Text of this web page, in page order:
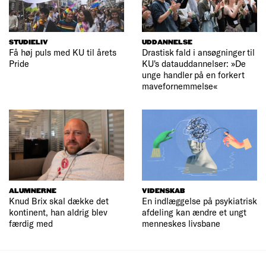
STUDIELIV
Få høj puls med KU til årets
Pride
UDDANNELSE
Drastisk fald i ansøgninger til
KU's datauddannelser: »De
unge handler på en forkert
mavefornemmelse«
ALUMNERNE
Knud Brix skal dække det
kontinent, han aldrig blev
færdig med
VIDENSKAB
En indlæggelse på psykiatrisk
afdeling kan ændre et ungt
menneskes livsbane